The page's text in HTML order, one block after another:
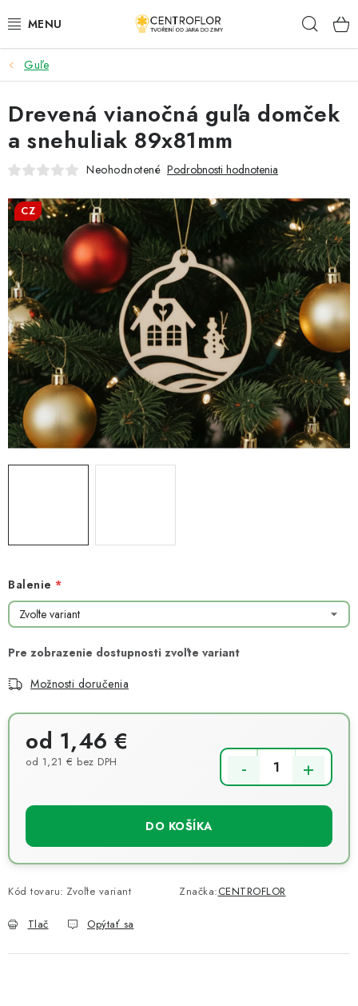
na
SEZÓNNÁ TVORBA
DŘEVENÉ VÝROBKY
MEDAILY
VŠETKO PRE TVORENIE
KVETY A LISTY
SVADBA
NOVINKY
TIPY NA TVORENIE
Dopravné Kontaktujte nás
O nás - kto sme?
Guľe
Balenie
Možnosti doručenia
od 1,46 €
od 1,21 € bez DPH
DO KOŠÍKA
Kód tovaru: Zvoľte variant Značka:CENTROFLOR
Tlač Opýtať sa
Drevená vianočná guľa domček
a snehuliak 89x81mm
Neohodnotené Podrobnosti hodnotenia
CZ